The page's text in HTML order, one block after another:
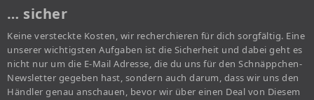
… sicher
Keine versteckte Kosten, wir recherchieren für dich sorgfältig. Eine
unserer wichtigsten Aufgaben ist die Sicherheit und dabei geht es
nicht nur um die E-Mail Adresse, die du uns für den Schnäppchen-
Newsletter gegeben hast, sondern auch darum, dass wir uns den
Händler genau anschauen, bevor wir über einen Deal von Diesem